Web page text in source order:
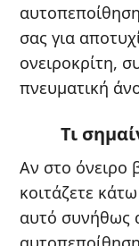
σας για
ονειροκρίτη,
πνευματική
Τι
Αν στο όνειρο
κοιτάζετε
αυτό συνήθως